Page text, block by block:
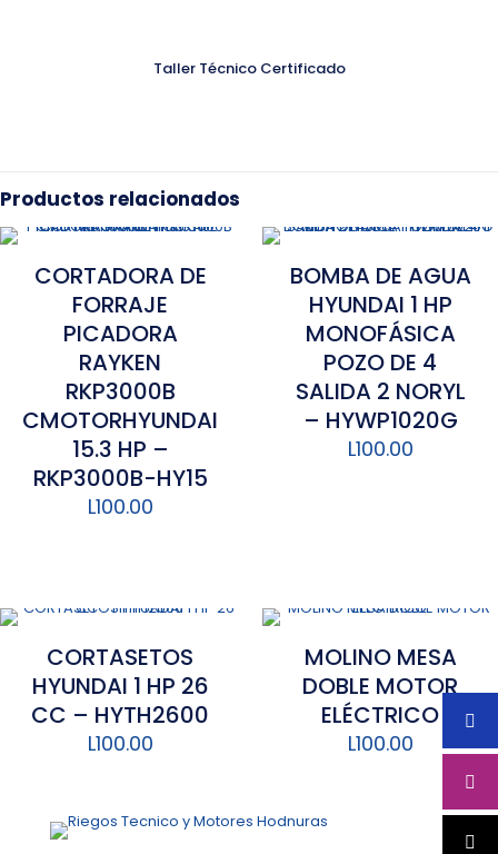
Taller Técnico Certificado
Productos relacionados
CORTADORA DE
FORRAJE
PICADORA
RAYKEN
RKP3000B
CMOTORHYUNDAI
15.3 HP –
RKP3000B-HY15
L100.00
BOMBA DE AGUA
HYUNDAI 1 HP
MONOFÁSICA
POZO DE 4
SALIDA 2 NORYL
– HYWP1020G
L100.00
CORTASETOS
HYUNDAI 1 HP 26
CC – HYTH2600
L100.00
MOLINO MESA
DOBLE MOTOR
ELÉCTRICO
L100.00